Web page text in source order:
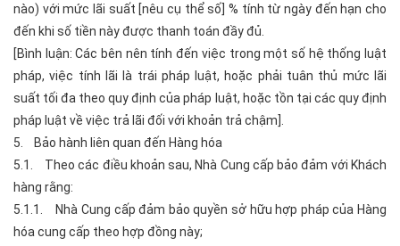
nào) với mức lãi suất [nêu cụ thể số] % tính từ ngày đến hạn cho
đến khi số tiền này được thanh toán đầy đủ.
[Bình luận: Các bên nên tính đến việc trong một số hệ thống luật
pháp, việc tính lãi là trái pháp luật, hoặc phải tuân thủ mức lãi
suất tối đa theo quy định của pháp luật, hoặc tồn tại các quy định
pháp luật về việc trả lãi đối với khoản trả chậm].
5. Bảo hành liên quan đến Hàng hóa
5.1. Theo các điều khoản sau, Nhà Cung cấp bảo đảm với Khách
hàng rằng:
5.1.1. Nhà Cung cấp đảm bảo quyền sở hữu hợp pháp của Hàng
hóa cung cấp theo hợp đồng này;